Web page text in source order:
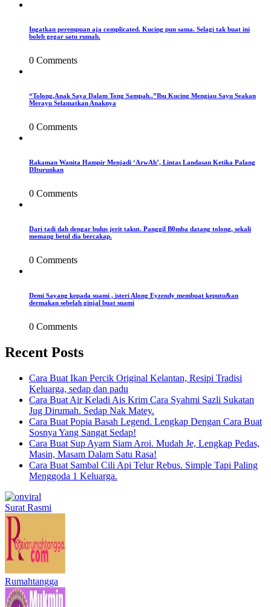
Ingatkan perempuan aja complicated. Kucing pun sama. Selagi tak buat ini
boleh gegar satu rumah.
0 Comments
“Tolong,Anak Saya Dalam Tong Sampah..”Ibu Kucing Mengiau Sayu Seakan
Merayu Selamatkan Anaknya
0 Comments
Rakaman Wanita Hampir Menjadi ‘ArwAh’, Lintas Landasan Ketika Palang
DIturunkan
0 Comments
Dari tadi dah dengar bulus jerit takut. Panggil B0mba datang tolong, sekali
memang betul dia bercakap.
0 Comments
Demi Sayang kepada suami , isteri Along Eyzendy membuat keputu&an
dermakan sebelah ginjal buat suami
0 Comments
Recent Posts
Cara Buat Ikan Percik Original Kelantan, Resipi Tradisi
Keluarga, sedap dan padu
Cara Buat Air Keladi Ais Krim Cara Syahmi Sazli Sukatan
Jug Dirumah. Sedap Nak Matey.
Cara Buat Popia Basah Legend. Lengkap Dengan Cara Buat
Sosnya Yang Sangat Sedap!
Cara Buat Sup Ayam Siam Aroi. Mudah Je, Lengkap Pedas,
Masin, Masam Dalam Satu Rasa!
Cara Buat Sambal Cili Api Telur Rebus. Simple Tapi Paling
Menggoda 1 Keluarga.
Surat Rasmi
Rumahtangga